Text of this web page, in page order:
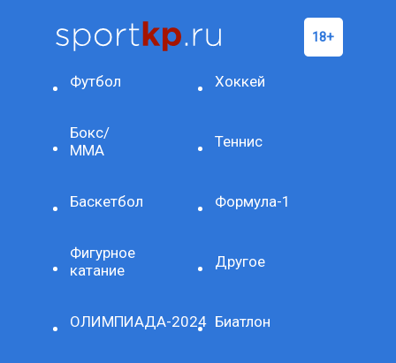
Футбол Хоккей
Бокс/
ММА
Теннис
Баскетбол Формула-1
Фигурное
катание
Другое
ОЛИМПИАДА-2024 Биатлон